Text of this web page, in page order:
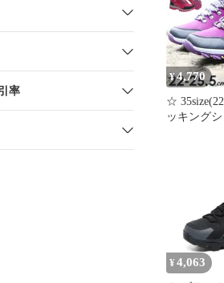
率
¥4,770
☆
ッキングシ
山靴 ハイ
ドア 登山
ューズ ト
動靴 キャ
ル オシャ
¥ 4,063